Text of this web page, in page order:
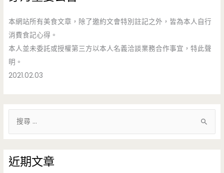
本網站所有美食文章，除了邀約文會特別註記之外，皆為本人自行
消費食記心得。
本人並未委託或授權第三方以本人名義洽談業務合作事宜，特此聲
明。
2021.02.03
鍵
字
近期文章